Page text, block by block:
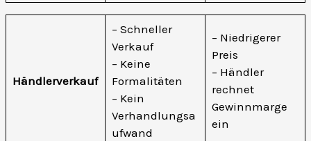
Händlerverkauf
– Schneller
Verkauf
– Keine
Formalitäten
– Kein
Verhandlungsa
ufwand
– Niedrigerer
Preis
– Händler
rechnet
Gewinnmarge
ein